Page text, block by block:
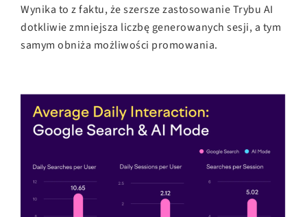
Wynika to z faktu, że szersze zastosowanie Trybu AI
dotkliwie zmniejsza liczbę generowanych sesji, a tym
samym obniża możliwości promowania.